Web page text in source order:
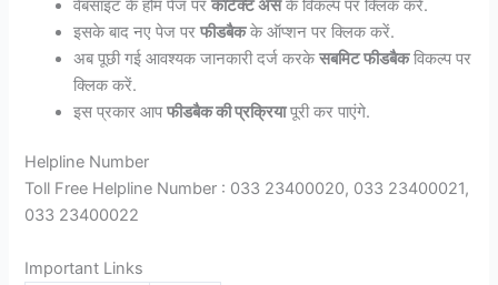
वेबसाइट के होम पेज परकांटेक्ट असके विकल्प पर क्लिक करें.
इसके बाद नए पेज परफीडबैकके ऑप्शन पर क्लिक करें.
अब पूछी गई आवश्यक जानकारी दर्ज करकेसबमिट फीडबैकविकल्प पर
क्लिक करें.
इस प्रकार आपफीडबैक की प्रक्रियापूरी कर पाएंगे.
Helpline Number
Toll Free Helpline Number : 033 23400020, 033 23400021,
033 23400022
Important Links